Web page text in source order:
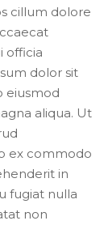
cillum dolore
officia
dolor sit
eiusmod
aliqua. Ut
ex commodo
in
fugiat nulla
non